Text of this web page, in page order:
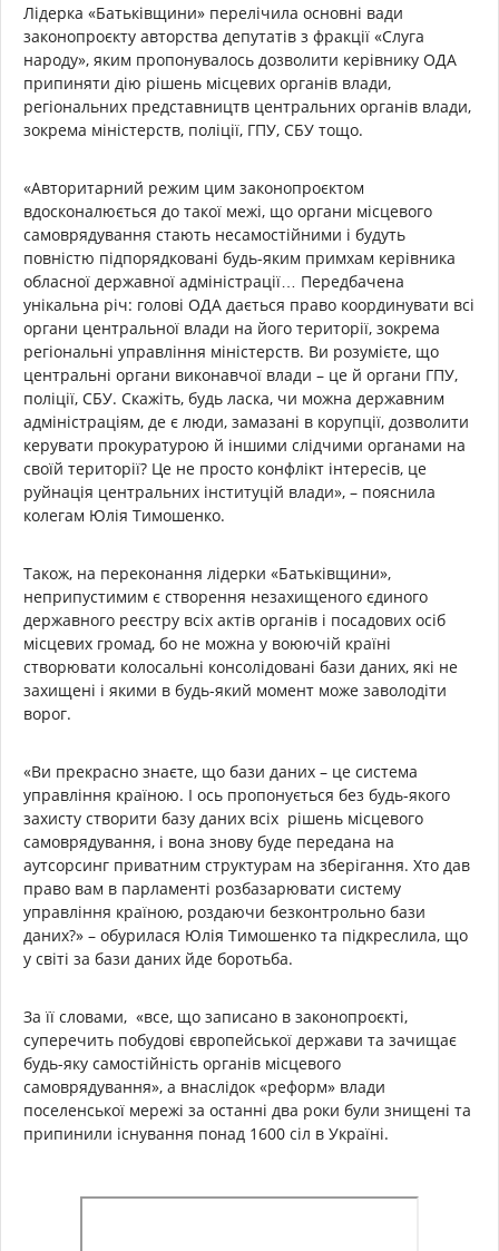
Лідерка «Батьківщини» перелічила основні вади
законопроєкту авторства депутатів з фракції «Слуга
народу», яким пропонувалось дозволити керівнику ОДА
припиняти дію рішень місцевих органів влади,
регіональних представництв центральних органів влади,
зокрема міністерств, поліції, ГПУ, СБУ тощо.
«Авторитарний режим цим законопроєктом
вдосконалюється до такої межі, що органи місцевого
самоврядування стають несамостійними і будуть
повністю підпорядковані будь-яким примхам керівника
обласної державної адміністрації… Передбачена
унікальна річ: голові ОДА дається право координувати всі
органи центральної влади на його території, зокрема
регіональні управління міністерств. Ви розумієте, що
центральні органи виконавчої влади – це й органи ГПУ,
поліції, СБУ. Скажіть, будь ласка, чи можна державним
адміністраціям, де є люди, замазані в корупції, дозволити
керувати прокуратурою й іншими слідчими органами на
своїй території? Це не просто конфлікт інтересів, це
руйнація центральних інституцій влади», – пояснила
колегам Юлія Тимошенко.
Також, на переконання лідерки «Батьківщини»,
неприпустимим є створення незахищеного єдиного
державного реєстру всіх актів органів і посадових осіб
місцевих громад, бо не можна у воюючій країні
створювати колосальні консолідовані бази даних, які не
захищені і якими в будь-який момент може заволодіти
ворог.
«Ви прекрасно знаєте, що бази даних – це система
управління країною. І ось пропонується без будь-якого
захисту створити базу даних всіх рішень місцевого
самоврядування, і вона знову буде передана на
аутсорсинг приватним структурам на зберігання. Хто дав
право вам в парламенті розбазарювати систему
управління країною, роздаючи безконтрольно бази
даних?» – обурилася Юлія Тимошенко та підкреслила, що
у світі за бази даних йде боротьба.
За її словами, «все, що записано в законопроєкті,
суперечить побудові європейської держави та зачищає
будь-яку самостійність органів місцевого
самоврядування», а внаслідок «реформ» влади
поселенської мережі за останні два роки були знищені та
припинили існування понад 1600 сіл в Україні.